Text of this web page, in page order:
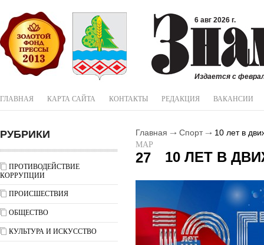
6 авг 2026 г.
Издается с
ГЛАВНАЯ КАРТА САЙТА КОНТАКТЫ РЕДАКЦИЯ ВАКАНСИИ
РУБРИКИ
ПРОТИВОДЕЙСТВИЕ
КОРРУПЦИИ
ПРОИСШЕСТВИЯ
ОБЩЕСТВО
КУЛЬТУРА И ИСКУССТВО
Главная Спорт
10 лет в
МАР
27 10 ЛЕТ В